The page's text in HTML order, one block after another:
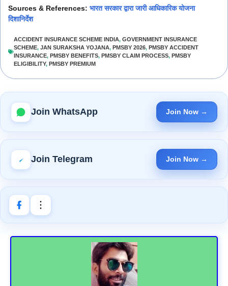
Sources & References: भारत सरकार द्वारा जारी आधिकारिक योजना
दिशानिर्देश
ACCIDENT INSURANCE SCHEME INDIA, GOVERNMENT INSURANCE
SCHEME, JAN SURAKSHA YOJANA, PMSBY 2026, PMSBY ACCIDENT
INSURANCE, PMSBY BENEFITS, PMSBY CLAIM PROCESS, PMSBY
ELIGIBILITY, PMSBY PREMIUM
Join WhatsApp Join Now →
Join Telegram Join Now →